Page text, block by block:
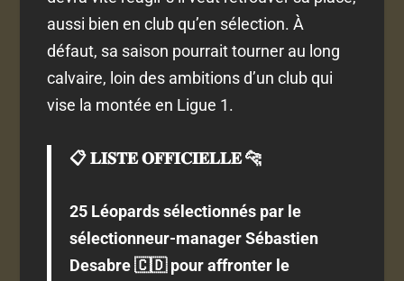
aussi bien en club qu’en sélection. À
défaut, sa saison pourrait tourner au long
calvaire, loin des ambitions d’un club qui
vise la montée en Ligue 1.
📋 𝐋𝐈𝐒𝐓𝐄 𝐎𝐅𝐅𝐈𝐂𝐈𝐄𝐋𝐋𝐄 🐆
25 Léopards sélectionnés par le
sélectionneur-manager Sébastien
Desabre 🇨🇩 pour affronter le